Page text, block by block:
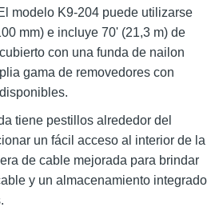
modelo K9-204 puede utilizarse
mm) e incluye 70' (21,3 m) de
con una funda de nailon
gama de removedores con
tiene pestillos alrededor del
un fácil acceso al interior de la
de cable mejorada para brindar
y un almacenamiento integrado